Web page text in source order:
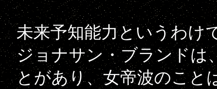
未来予知能力というわけ
ジョナサン・ブランドは
とがあり、女帝波のこと